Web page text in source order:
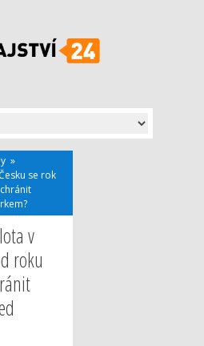
»
se rok
v
roku